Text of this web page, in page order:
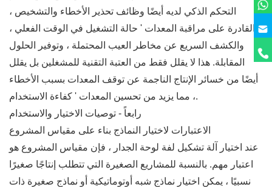
التحكم الذكي لديه أيضًا وظائف تحذير الأخطاء والتشخيص ،
القادرة على مراقبة المعدات ' حالة التشغيل في الوقت الفعلي ،
والكشف السريع عن مخاطر العيب المحتملة ، وتوفير الحلول
المقابلة. هذا لا يقلل فقط من العتبة التقنية للمشغلين بل يقلل
أيضًا من خسائر الإنتاج الناجمة عن توقف المعدات بسبب الأخطاء
، مما يزيد من تحسين المعدات ' كفاءة الاستخدام.
رابعاً - توصيات الاختيار والاستخدام
الاعتبارات لاختيار النماذج بناء على مقياس المشروع
عند اختيار آلة تشكيل لفة لوحة الجدار ، فإن مقياس المشروع هو
اعتبار مهم. بالنسبة للمشاريع الصغيرة التي تتطلب إنتاجًا صغيرًا
نسبيًا ، يمكن اختيار نماذج شبه أوتوماتيكية أو نماذج صغيرة ذات